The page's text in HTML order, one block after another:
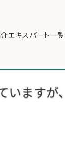
エキスパート一覧
れ・プラン